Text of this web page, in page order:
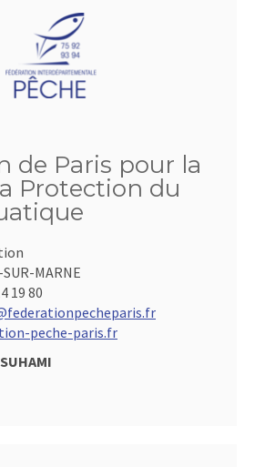
de Paris pour la
Protection du
MARNE
19 80
peche-paris.fr